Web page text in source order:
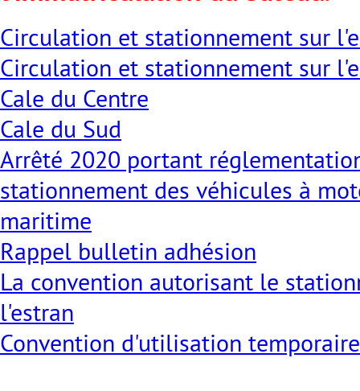
Circulation et stationnement sur
Circulation et stationnement sur
Cale du Centre
Cale du Sud
Arrêté 2020 portant
stationnement des véhicules à
maritime
Rappel bulletin adhésion
La convention autorisant le
l'estran
Convention d'utilisation